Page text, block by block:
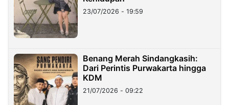
23/07/2026 - 19:59
Benang Merah Sindangkasih:
Dari Perintis Purwakarta hingga
KDM
21/07/2026 - 09:22